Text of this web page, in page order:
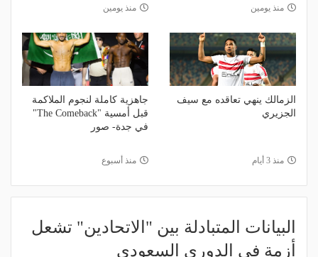
منذ يومين منذ يومين
الزمالك ينهي تعاقده مع سيف
الجزيري
منذ 3 أيام
جاهزية كاملة لنجوم الملاكمة
قبل أمسية "The Comeback"
في جدة- صور
منذ أسبوع
البيانات المتبادلة بين "الاتحادين" تشعل
أزمة في الدوري السعودي